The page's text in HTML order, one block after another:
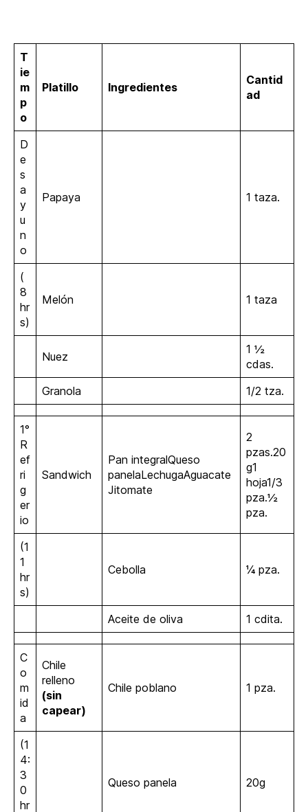
T
ie
m
p
o
Platillo Ingredientes
Cantid
ad
D
e
s
a
y
u
n
o
Papaya 1 taza.
(
8
hr
s)
Melón 1 taza
Nuez
1 ½
cdas.
Granola
1/2 tza.
1°
R
ef
ri
g
er
io
Sandwich
Pan integralQueso
panelaLechugaAguacate
Jitomate
2
pzas.20
g1
hoja1/3
pza.½
pza.
(1
1
hr
s)
Cebolla ¼ pza.
Aceite de oliva 1 cdita.
C
o
m
id
a
Chile
relleno
(sin
capear)
Chile poblano 1 pza.
(1
4:
3
0
hr
Queso panela 20g